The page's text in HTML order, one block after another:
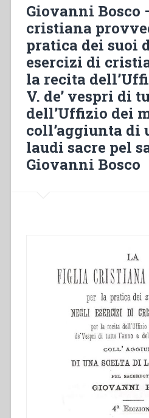
Giovanni Bosco
cristiana
pratica dei suoi
esercizi di
la recita
V. de’ vespri di
dell’Uffizio dei
coll’aggiunta di
laudi sacre pel
Giovanni Bosco